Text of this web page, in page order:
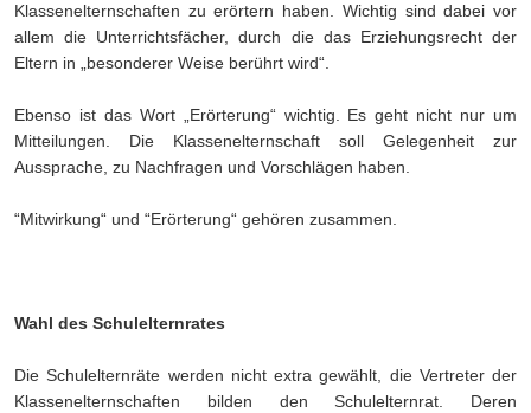
Klassenelternschaften zu erörtern haben. Wichtig sind dabei vor
allem die Unterrichtsfächer, durch die das Erziehungsrecht der
Eltern in „besonderer Weise berührt wird“.
Ebenso ist das Wort „Erörterung“ wichtig. Es geht nicht nur um
Mitteilungen. Die Klassenelternschaft soll Gelegenheit zur
Aussprache, zu Nachfragen und Vorschlägen haben.
“Mitwirkung“ und “Erörterung“ gehören zusammen.
Wahl des Schulelternrates
Die Schulelternräte werden nicht extra gewählt, die Vertreter der
Klassenelternschaften bilden den Schulelternrat. Deren